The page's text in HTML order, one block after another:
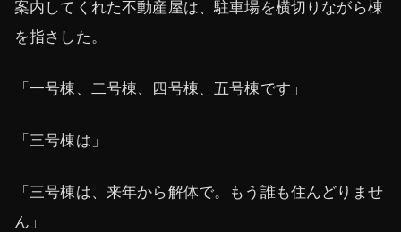
案内してくれた不動産屋は、駐車場を横切りながら棟
を指さした。
「一号棟、二号棟、四号棟、五号棟です」
「三号棟は」
「三号棟は、来年から解体で。もう誰も住んどりませ
ん」